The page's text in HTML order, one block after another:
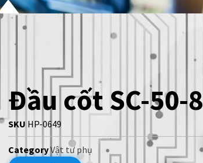
Đầu cốt SC-50-8
SKU HP-0649
CategoryVật tư phụ